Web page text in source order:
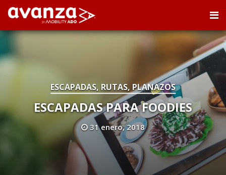
ESCAPADAS, RUTAS, PLANAZOS
ESCAPADAS PARA FOODIES
31 enero, 2018